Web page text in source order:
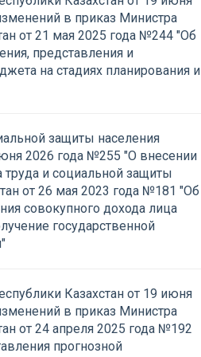
в приказ Министра
от 21 мая 2025 года №244 "Об
представления и
на стадиях планирования и
защиты населения
2026 года №255 "О внесении
и социальной защиты
от 26 мая 2023 года №181 "Об
совокупного дохода лица
государственной
Казахстан от 19 июня
в приказ Министра
от 24 апреля 2025 года №192
прогнозной